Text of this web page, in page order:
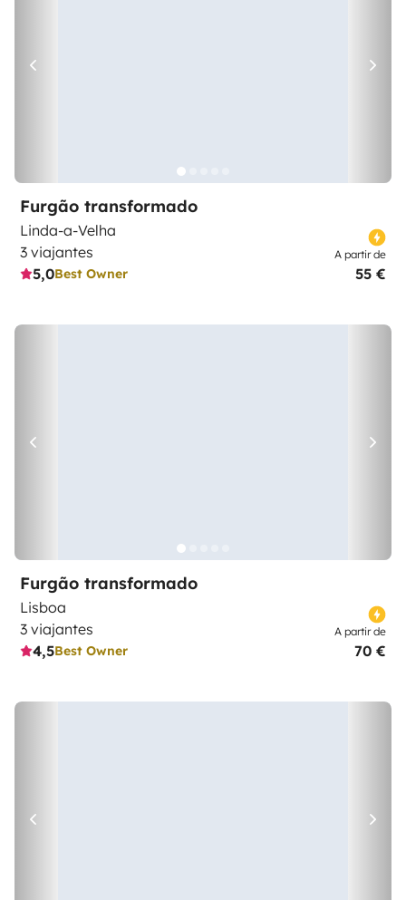
Furgão transformado
Linda-a-Velha
3 viajantes
5,0Best Owner
A partir de
55 €
Furgão transformado
Lisboa
3 viajantes
4,5Best Owner
A partir de
70 €